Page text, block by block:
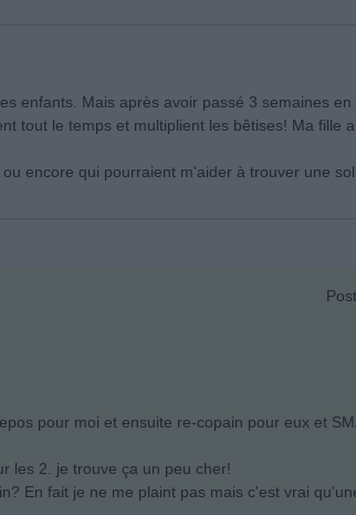
enfants. Mais après avoir passé 3 semaines
tout le temps et multiplient les bêtises! Ma fille
encore qui pourraient m'aider à trouver une
pour moi et ensuite re-copain pour eux et
les 2. je trouve ça un peu cher!
En fait je ne me plaint pas mais c'est vrai